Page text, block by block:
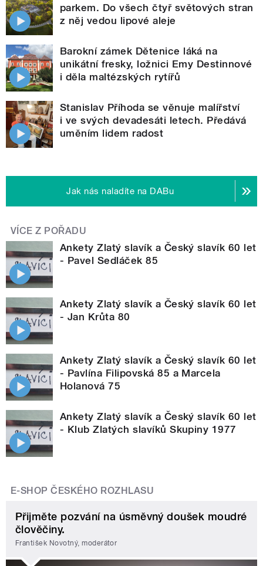
parkem. Do všech čtyř světových stran
z něj vedou lipové aleje
Barokní zámek Dětenice láká na
unikátní fresky, ložnici Emy Destinnové
i děla maltézských rytířů
Stanislav Příhoda se věnuje malířství
i ve svých devadesáti letech. Předává
uměním lidem radost
Jak nás naladíte na DABu
VÍCE Z POŘADU
Ankety Zlatý slavík a Český slavík 60 let
- Pavel Sedláček 85
Ankety Zlatý slavík a Český slavík 60 let
- Jan Krůta 80
Ankety Zlatý slavík a Český slavík 60 let
- Pavlína Filipovská 85 a Marcela
Holanová 75
Ankety Zlatý slavík a Český slavík 60 let
- Klub Zlatých slavíků Skupiny 1977
E-SHOP ČESKÉHO ROZHLASU
Přijměte pozvání na úsměvný doušek moudré
člověčiny.
František Novotný, moderátor